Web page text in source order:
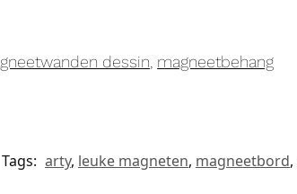
dessin magneetbehang
Tags: arty, leuke magneten, magneetbord,